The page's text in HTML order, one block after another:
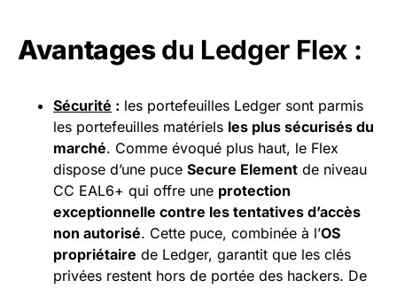
Avantagesdu Ledger Flex :
Sécurité : les portefeuilles Ledger sont parmis
les portefeuilles matériels les plus sécurisés du
marché. Comme évoqué plus haut, le Flex
dispose d’une puce Secure Element de niveau
CC EAL6+ qui offre une protection
exceptionnelle contre les tentatives d’accès
non autorisé. Cette puce, combinée à l’OS
propriétaire de Ledger, garantit que les clés
privées restent hors de portée des hackers. De